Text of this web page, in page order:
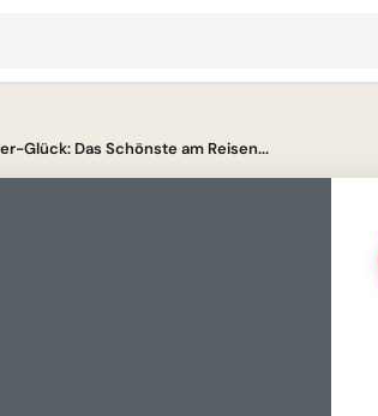
Glück: Das Schönste am Reisen...